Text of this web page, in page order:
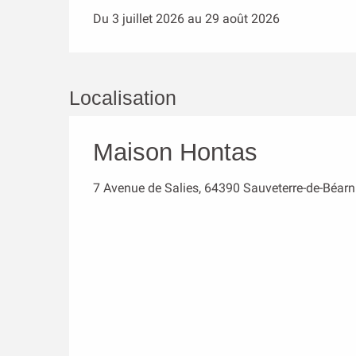
Du 3 juillet 2026 au 29 août 2026
Localisation
Maison Hontas
7 Avenue de Salies, 64390 Sauveterre-de-Béarn